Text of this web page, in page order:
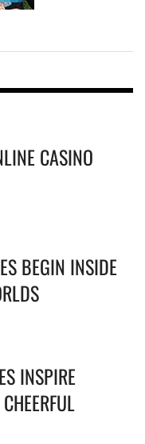
CASINO
BEGIN INSIDE
INSPIRE